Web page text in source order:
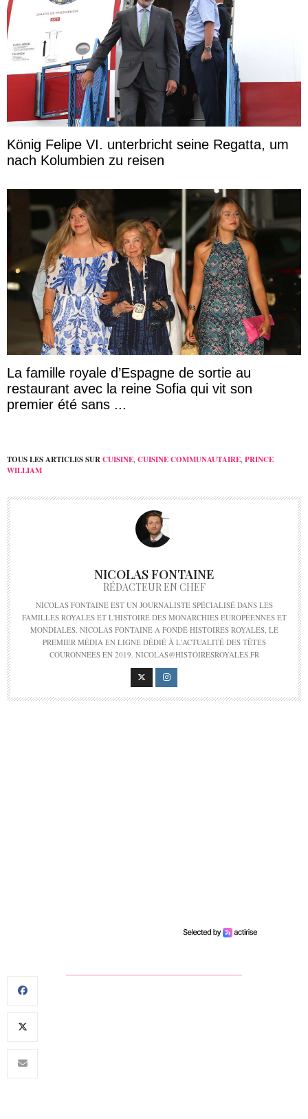
König Felipe VI. unterbricht seine Regatta, um
nach Kolumbien zu reisen
La famille royale d’Espagne de sortie au
restaurant avec la reine Sofia qui vit son
premier été sans ...
TOUS LES ARTICLES SURCUISINE CUISINE COMMUNAUTAIRE PRINCE
WILLIAM
NICOLAS FONTAINE
RÉDACTEUR EN CHEF
NICOLAS FONTAINE EST UN JOURNALISTE SPÉCIALISÉ DANS LES
FAMILLES ROYALES ET L'HISTOIRE DES MONARCHIES EUROPÉENNES ET
MONDIALES. NICOLAS FONTAINE A FONDÉ HISTOIRES ROYALES, LE
PREMIER MÉDIA EN LIGNE DÉDIÉ À L'ACTUALITÉ DES TÊTES
COURONNÉES EN 2019. NICOLAS@HISTOIRESROYALES.FR